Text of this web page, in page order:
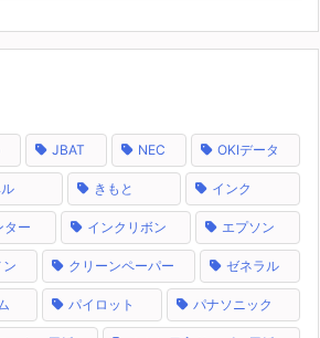
JBAT NEC OKIデータ
きもと インク
ター インクリボン エプソン
ン クリーンペーパー ゼネラル
パイロット パナソニック